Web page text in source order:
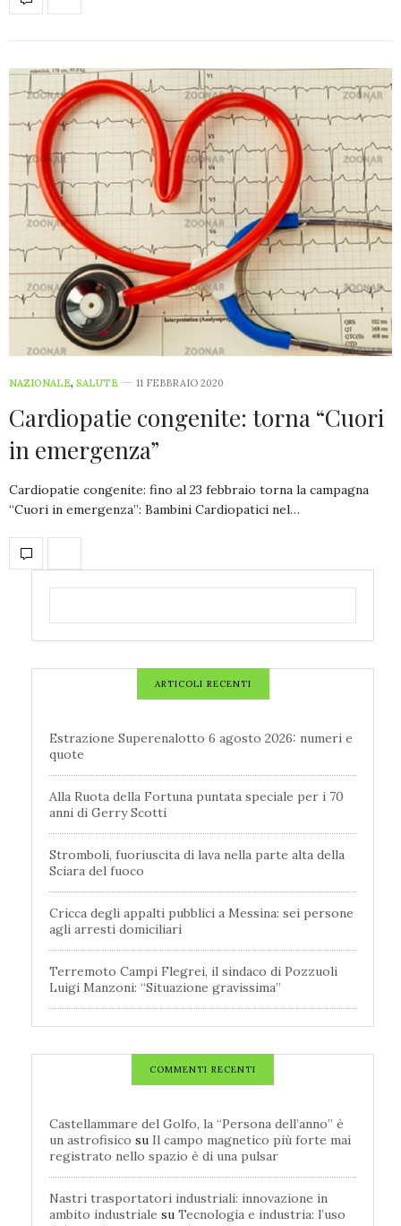
NAZIONALE, SALUTE 11 FEBBRAIO 2020
Cardiopatie congenite: torna “Cuori
in emergenza”
Cardiopatie congenite: fino al 23 febbraio torna la campagna
“Cuori in emergenza”: Bambini Cardiopatici nel…
ARTICOLI RECENTI
Estrazione Superenalotto 6 agosto 2026: numeri e
quote
Alla Ruota della Fortuna puntata speciale per i 70
anni di Gerry Scotti
Stromboli, fuoriuscita di lava nella parte alta della
Sciara del fuoco
Cricca degli appalti pubblici a Messina: sei persone
agli arresti domiciliari
Terremoto Campi Flegrei, il sindaco di Pozzuoli
Luigi Manzoni: “Situazione gravissima”
COMMENTI RECENTI
Castellammare del Golfo, la “Persona dell’anno” è
un astrofisico su Il campo magnetico più forte mai
registrato nello spazio è di una pulsar
Nastri trasportatori industriali: innovazione in
ambito industriale su Tecnologia e industria: l’uso